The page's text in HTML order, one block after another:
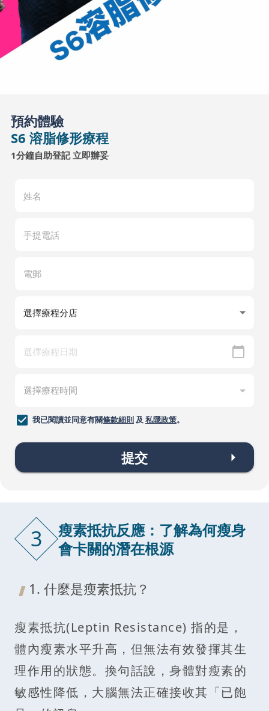
預約體驗
S6 溶脂修形療程
1分鐘自助登記 立即辦妥
我已閱讀並同意有關條款細則及 私隱政策。
提交
3
瘦素抵抗反應：了解為何瘦身
會卡關的潛在根源
1. 什麼是瘦素抵抗？
瘦素抵抗(Leptin Resistance) 指的是，
體內瘦素水平升高，但無法有效發揮其生
理作用的狀態。換句話說，身體對瘦素的
敏感性降低，大腦無法正確接收其「已飽